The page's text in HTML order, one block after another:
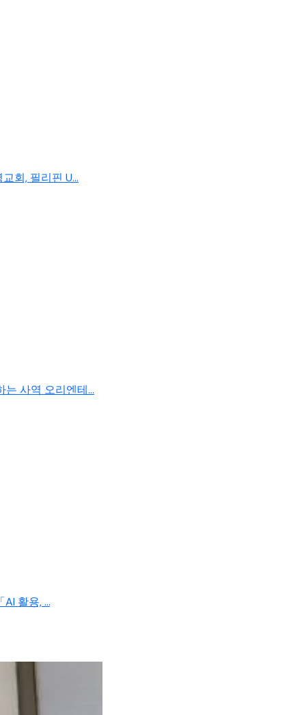
회, 필리핀 U...
사역 오리엔테...
활용, ...